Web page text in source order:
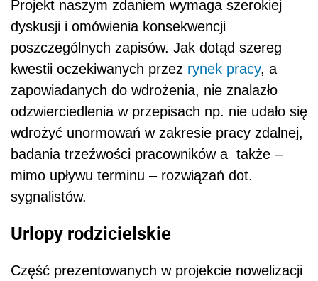
Projekt naszym zdaniem wymaga szerokiej
dyskusji i omówienia konsekwencji
poszczególnych zapisów. Jak dotąd szereg
kwestii oczekiwanych przez rynek pracy, a
zapowiadanych do wdrożenia, nie znalazło
odzwierciedlenia w przepisach np. nie udało się
wdrożyć unormowań w zakresie pracy zdalnej,
badania trzeźwości pracowników a także –
mimo upływu terminu – rozwiązań dot.
sygnalistów.
Urlopy rodzicielskie
Część prezentowanych w projekcie nowelizacji